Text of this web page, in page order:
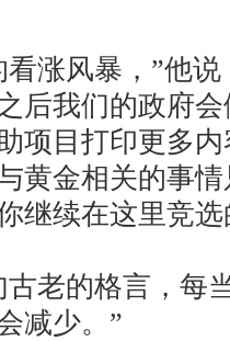
风暴，”他说
后我们的政府
项目打印更多
黄金相关的事
继续在这里竞
老的格言，每
减少。”